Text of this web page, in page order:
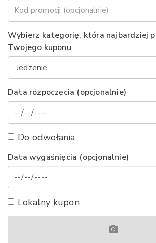
Wybierz kategorię, która najbardziej
Twojego kuponu
Data rozpoczęcia (opcjonalnie)
Do odwołania
Data wygaśnięcia (opcjonalnie)
Lokalny kupon